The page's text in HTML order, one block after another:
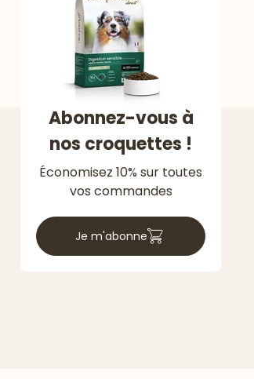
Abonnez-vous à
nos croquettes !
Économisez 10% sur toutes
vos commandes
Je m'abonne